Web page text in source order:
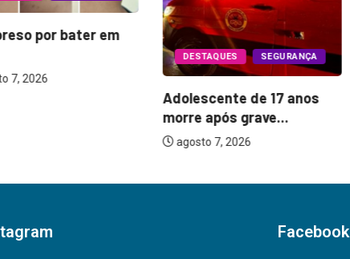
por bater em
7, 2026
DESTAQUES SEGURANÇA
Adolescente de 17 anos
morre após grave...
agosto 7, 2026
Facebook